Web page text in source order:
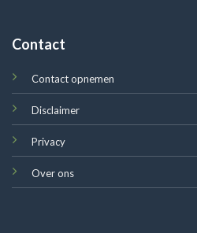
Contact
Contact opnemen
Disclaimer
Privacy
Over ons